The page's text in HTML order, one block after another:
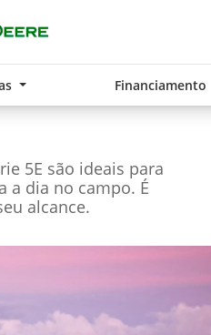
Financiamento
5E são ideais para
a dia no campo. É
alcance.